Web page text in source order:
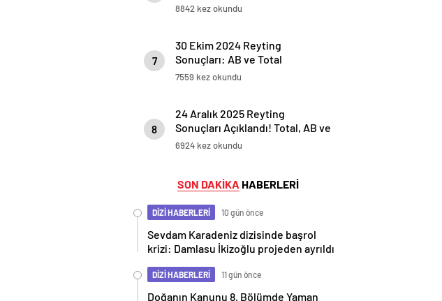
Akşamı Rekabeti Kızıştı!
8842 kez okundu
7
30 Ekim 2024 Reyting
Sonuçları: AB ve Total
Sıralaması Belli Oldu!
7559 kez okundu
8
24 Aralık 2025 Reyting
Sonuçları Açıklandı! Total, AB ve
20+ABC1’de Zirve Değişmedi
6924 kez okundu
SON DAKİKA HABERLERİ
DİZİ HABERLERİ 10 gün önce
Sevdam Karadeniz dizisinde başrol
krizi: Damlasu İkizoğlu projeden ayrıldı
DİZİ HABERLERİ 11 gün önce
Doğanın Kanunu 8. Bölümde Yaman